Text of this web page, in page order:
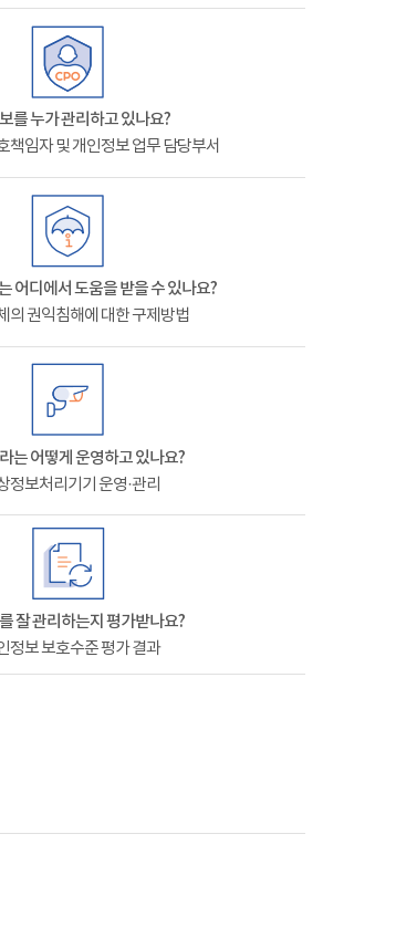
를 누가 관리하고 있나요?
책임자 및 개인정보 업무 담당부서
어디에서 도움을 받을 수 있나요?
의 권익침해에 대한 구제방법
는 어떻게 운영하고 있나요?
정보처리기기 운영·관리
잘 관리하는지 평가받나요?
정보 보호수준 평가 결과